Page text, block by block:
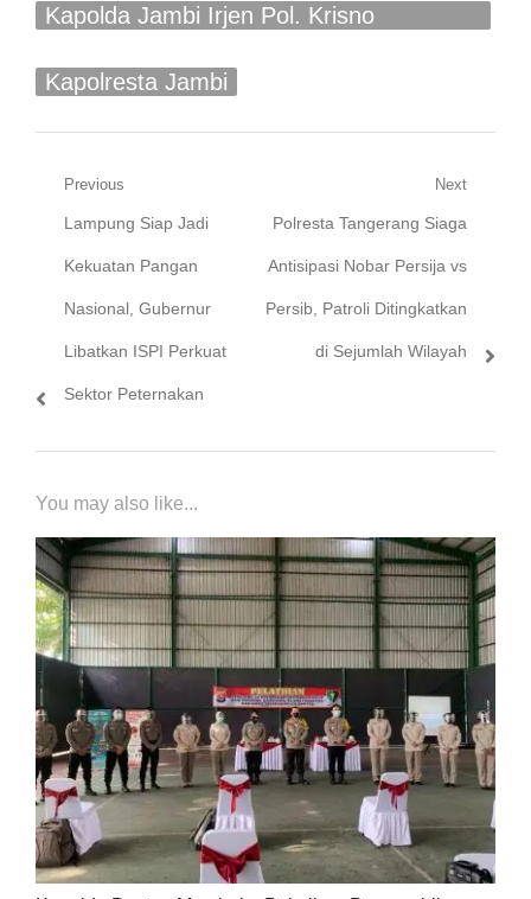
Kapolda Jambi Irjen Pol. Krisno
Kapolresta Jambi
Navigasi
pos
Previous
Previous
post:
Lampung Siap Jadi
Kekuatan Pangan
Nasional, Gubernur
Libatkan ISPI Perkuat
Sektor Peternakan
Next
Next
post:
Polresta Tangerang Siaga
Antisipasi Nobar Persija vs
Persib, Patroli Ditingkatkan
di Sejumlah Wilayah
You may also like...